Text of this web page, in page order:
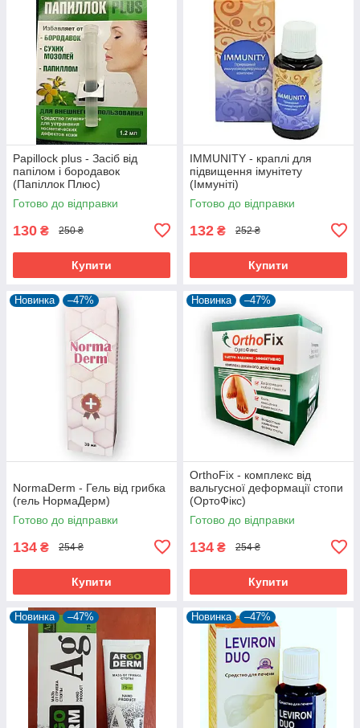
Papillock plus - Засіб від
папілом і бородавок
(Папіллок Плюс)
Готово до відправки
130 ₴ 250 ₴
Купити
IMMUNITY - краплі для
підвищення імунітету
(Іммуніті)
Готово до відправки
132 ₴ 252 ₴
Купити
Новинка –47%
NormaDerm - Гель від грибка
(гель НормаДерм)
Готово до відправки
134 ₴ 254 ₴
Купити
Новинка –47%
OrthoFix - комплекс від
вальгусної деформації стопи
(ОртоФікс)
Готово до відправки
134 ₴ 254 ₴
Купити
Новинка –47% Новинка –47%